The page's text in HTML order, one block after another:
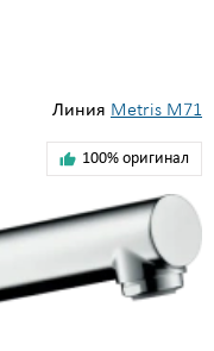
Линия Metris M71
100% оригинал